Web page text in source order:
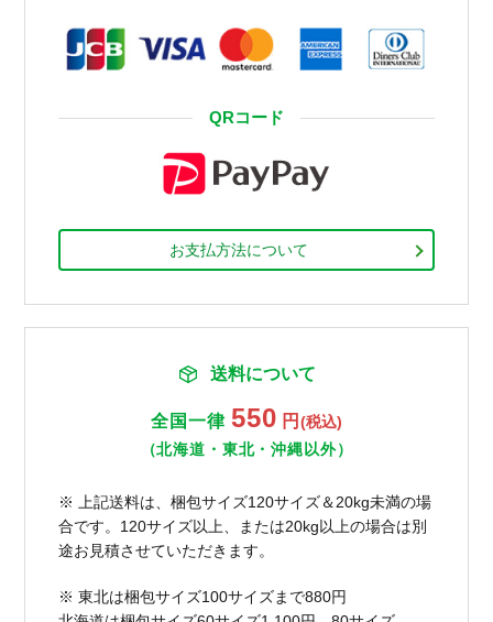
QRコード
お支払方法について
送料について
全国一律 550 円 (税込)
（北海道・東北・沖縄以外）
※ 上記送料は、梱包サイズ120サイズ＆20kg未満の場
合です。120サイズ以上、または20kg以上の場合は別
途お見積させていただきます。
※ 東北は梱包サイズ100サイズまで880円